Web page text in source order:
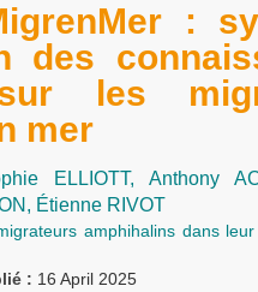
:
des
les
mer
ELLIOTT,Anthony
Étienne RIVOT
amphihalins dans
: 16 April 2025